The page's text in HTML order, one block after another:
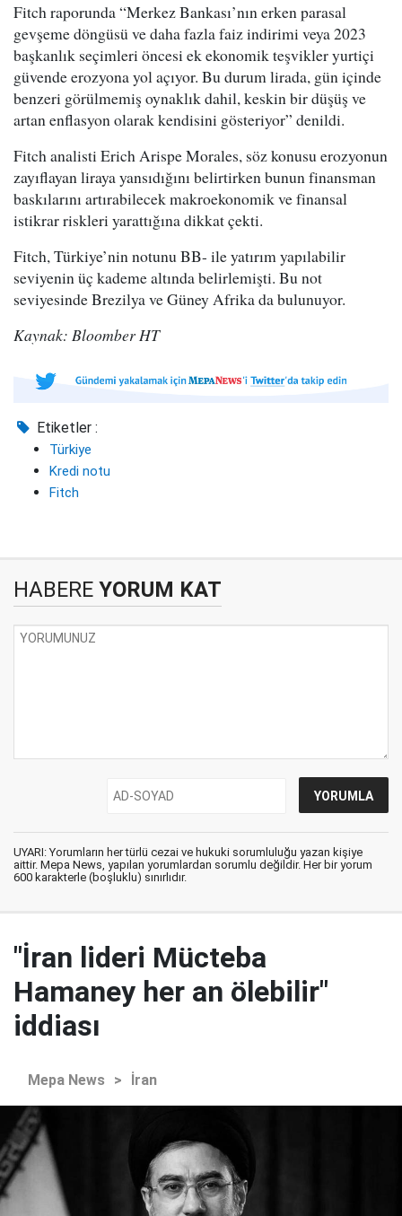
Fitch raporunda “Merkez Bankası’nın erken parasal
gevşeme döngüsü ve daha fazla faiz indirimi veya 2023
başkanlık seçimleri öncesi ek ekonomik teşvikler yurtiçi
güvende erozyona yol açıyor. Bu durum lirada, gün içinde
benzeri görülmemiş oynaklık dahil, keskin bir düşüş ve
artan enflasyon olarak kendisini gösteriyor” denildi.
Fitch analisti Erich Arispe Morales, söz konusu erozyonun
zayıflayan liraya yansıdığını belirtirken bunun finansman
baskılarını artırabilecek makroekonomik ve finansal
istikrar riskleri yarattığına dikkat çekti.
Fitch, Türkiye’nin notunu BB- ile yatırım yapılabilir
seviyenin üç kademe altında belirlemişti. Bu not
seviyesinde Brezilya ve Güney Afrika da bulunuyor.
Kaynak: Bloomber HT
Etiketler :
Türkiye
Kredi notu
Fitch
HABERE YORUM KAT
UYARI: Yorumların her türlü cezai ve hukuki sorumluluğu yazan kişiye
aittir. Mepa News, yapılan yorumlardan sorumlu değildir. Her bir yorum
600 karakterle (boşluklu) sınırlıdır.
"İran lideri Mücteba
Hamaney her an ölebilir"
iddiası
Mepa News > İran